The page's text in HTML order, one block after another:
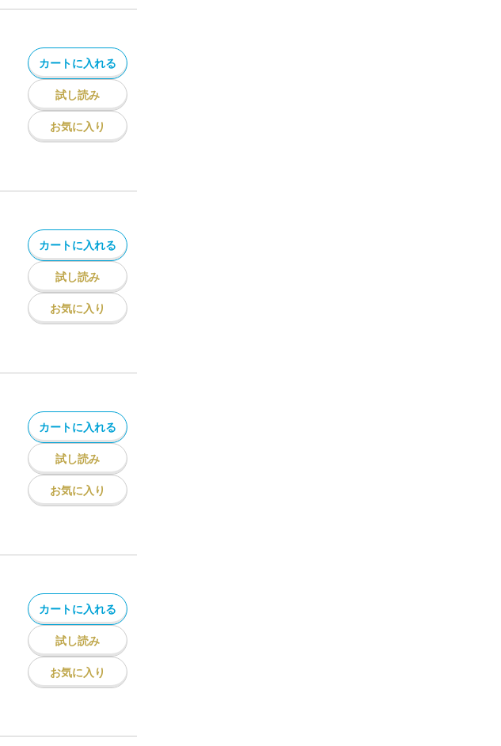
カートに入れる
試し読み
お気に入り
カートに入れる
試し読み
お気に入り
カートに入れる
試し読み
お気に入り
カートに入れる
試し読み
お気に入り